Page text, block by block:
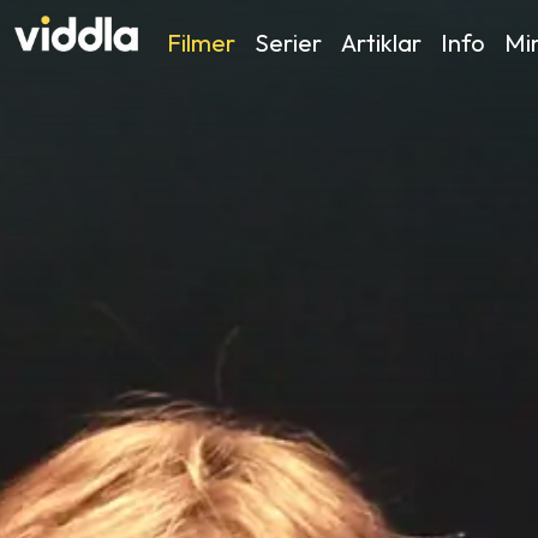
Filmer Serier Artiklar Info